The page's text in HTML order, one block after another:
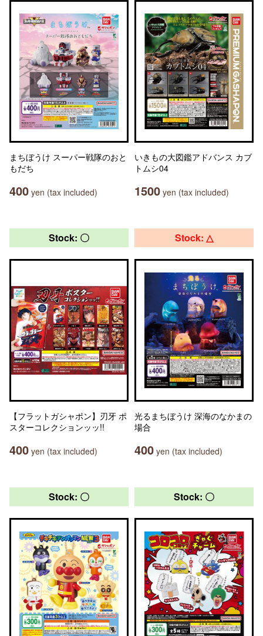
まちぼうけ スーパー戦隊のおと
もだち
400 yen (tax included)
いきもの大図鑑アドバンス カブ
トムシ04
1500 yen (tax included)
Stock: 〇
【フラットガシャポン】刃牙 ポ
スターコレクションッッ!!
400 yen (tax included)
Stock: △
光るまちぼうけ 深海のなかまの
場合
400 yen (tax included)
Stock: 〇 Stock: 〇